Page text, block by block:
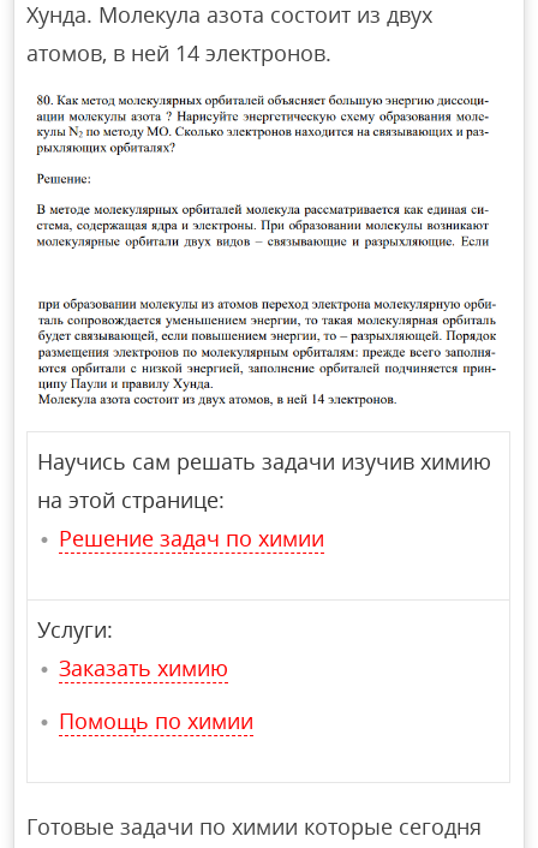
Хунда. Молекула азота состоит из двух
атомов, в ней 14 электронов.
Научись сам решать задачи изучив химию
на этой странице:
Решение задач по химии
Услуги:
Заказать химию
Помощь по химии
Готовые задачи по химии которые сегодня